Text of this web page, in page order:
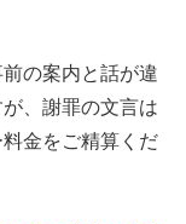
の案内と話が違
、謝罪の文言は
金をご精算くだ